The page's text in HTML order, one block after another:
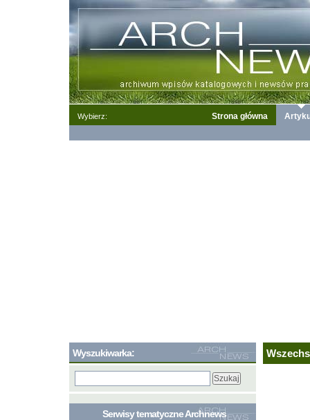
Wybierz: Strona główna
Wyszukiwarka:
Serwisy tematyczne Archnews